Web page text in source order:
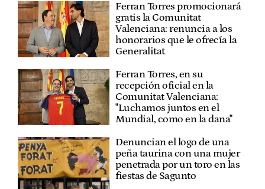
Ferran Torres promocionará
gratis la Comunitat
Valenciana: renuncia a los
honorarios que le ofrecía la
Generalitat
Ferran Torres, en su
recepción oficial en la
Comunitat Valenciana:
"Luchamos juntos en el
Mundial, como en la dana"
Denuncian el logo de una
peña taurina con una mujer
penetrada por un toro en las
fiestas de Sagunto